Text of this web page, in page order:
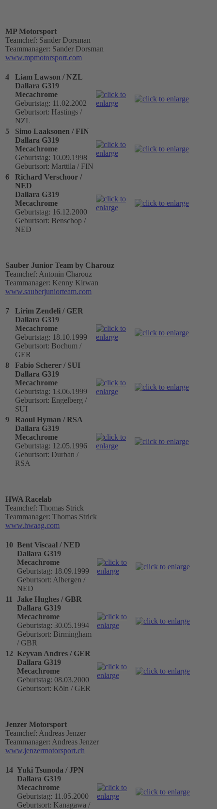
MP Motorsport
Teamchef: Sander Dorsman
Teammanager: Sander Dorsman
www.mpmotorsport.com
4
Liam Lawson / NZL
Dallara G319
Mecachrome
Geburtstag: 11.02.2002
Geburtsort: Hastings /
NZL
5
Simo Laaksonen / FIN
Dallara G319
Mecachrome
Geburtstag: 10.09.1998
Geburtsort: Marttila / FIN
6
Richard Verschoor /
NED
Dallara G319
Mecachrome
Geburtstag: 16.12.2000
Geburtsort: Benschop /
NED
Sauber Junior Team by Charouz
Teamchef: Antonin Charouz
Teammanager: Kenny Kirwan
www.sauberjuniorteam.com
7
Lirim Zendeli / GER
Dallara G319
Mecachrome
Geburtstag: 18.10.1999
Geburtsort: Bochum /
GER
8
Fabio Scherer / SUI
Dallara G319
Mecachrome
Geburtstag: 13.06.1999
Geburtsort: Engelberg /
SUI
9
Raoul Hyman / RSA
Dallara G319
Mecachrome
Geburtstag: 12.05.1996
Geburtsort: Durban /
RSA
HWA Racelab
Teamchef: Thomas Strick
Teammanager: Thomas Strick
www.hwaag.com
10 Bent Viscaal / NED
Dallara G319
Mecachrome
Geburtstag: 18.09.1999
Geburtsort: Albergen /
NED
11
Jake Hughes / GBR
Dallara G319
Mecachrome
Geburtstag: 30.05.1994
Geburtsort: Birmingham
/ GBR
12 Keyvan Andres / GER
Dallara G319
Mecachrome
Geburtstag: 08.03.2000
Geburtsort: Köln / GER
Jenzer Motorsport
Teamchef: Andreas Jenzer
Teammanager: Andreas Jenzer
www.jenzermotorsport.ch
14 Yuki Tsunoda / JPN
Dallara G319
Mecachrome
Geburtstag: 11.05.2000
Geburtsort: Kanagawa /